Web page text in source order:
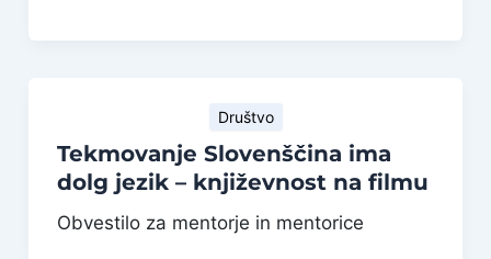
Društvo
Tekmovanje Slovenščina ima
dolg jezik – književnost na filmu
Obvestilo za mentorje in mentorice